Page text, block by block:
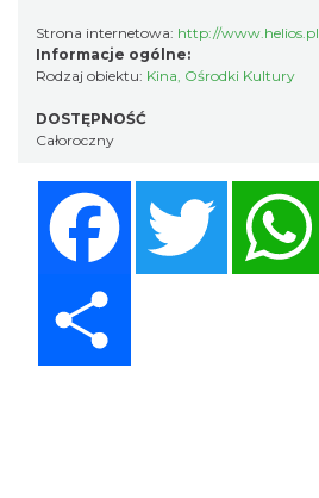
Strona internetowa: http://www.helios.pl
Informacje ogólne:
Rodzaj obiektu: Kina, Ośrodki Kultury
DOSTĘPNOŚĆ
Całoroczny
Twitter